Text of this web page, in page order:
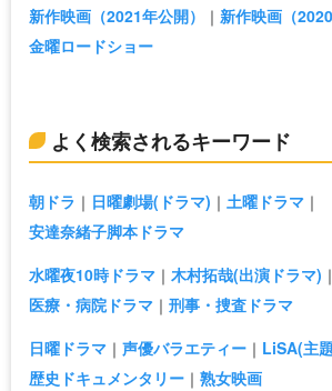
新作映画（2021年公開）
新作映画（2020
金曜ロードショー
よく検索されるキーワード
朝ドラ 日曜劇場(ドラマ)
土曜ドラマ
安達奈緒子脚本ドラマ
水曜夜10時ドラマ
木村拓哉(出演ドラマ)
医療・病院ドラマ
刑事・捜査ドラマ
日曜ドラマ
声優バラエティー
LiSA(主
歴史ドキュメンタリー
熟女映画